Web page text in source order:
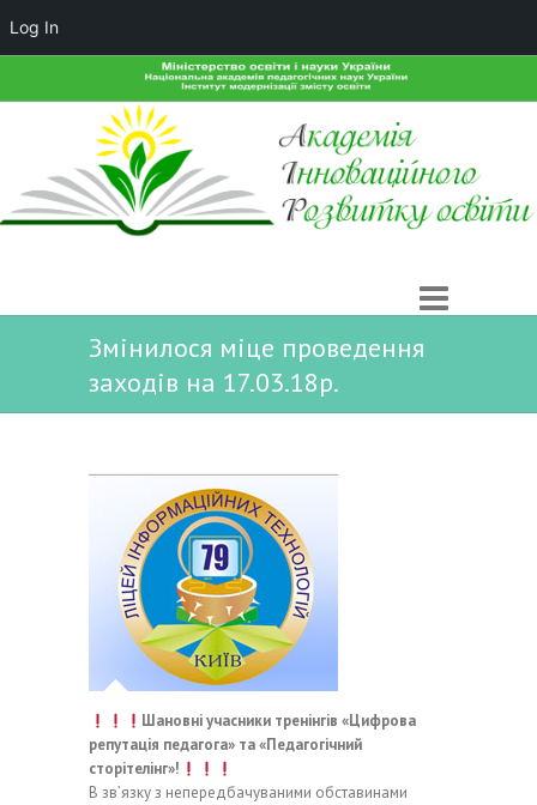
Змінилося міце проведення
заходів на 17.03.18р.
Шановні учасники тренінгів «Цифрова
репутація педагога» та «Педагогічний
сторітелінг»!
В зв’язку з непередбачуваними обставинами
Log In